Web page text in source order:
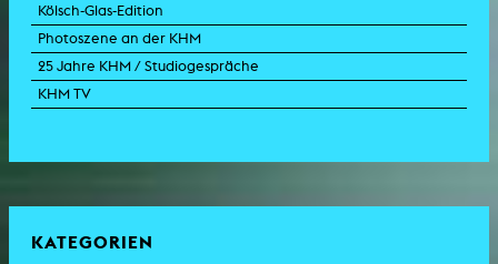
Kölsch-Glas-Edition
Photoszene an der KHM
25 Jahre KHM / Studiogespräche
KHM TV
KATEGORIEN